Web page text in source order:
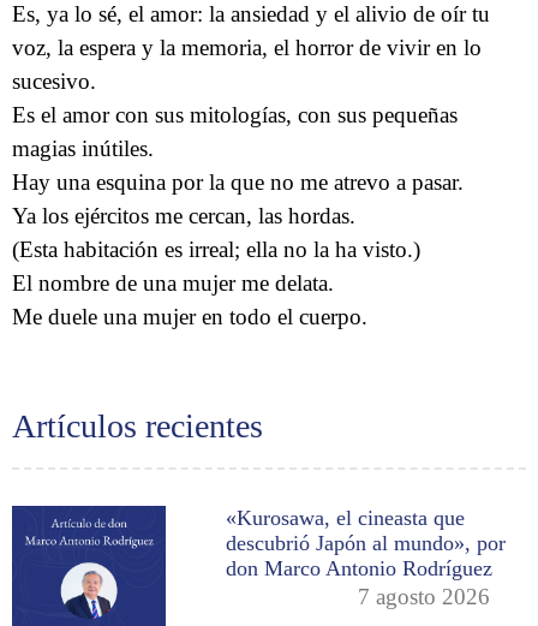
Artículos recientes
«Kurosawa, el cineasta que
descubrió Japón al mundo», por
don Marco Antonio Rodríguez
7 agosto 2026
Es, ya lo sé, el amor: la ansiedad y el alivio de oír tu
voz, la espera y la memoria, el horror de vivir en lo
sucesivo.
Es el amor con sus mitologías, con sus pequeñas
magias inútiles.
Hay una esquina por la que no me atrevo a pasar.
Ya los ejércitos me cercan, las hordas.
(Esta habitación es irreal; ella no la ha visto.)
El nombre de una mujer me delata.
Me duele una mujer en todo el cuerpo.